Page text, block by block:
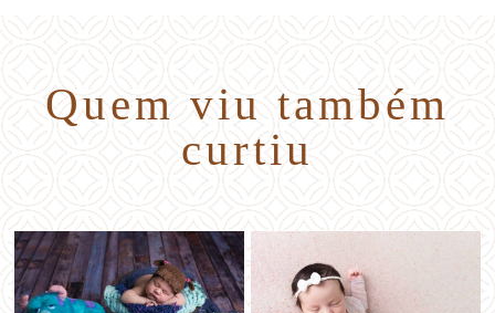
Quem viu também
curtiu